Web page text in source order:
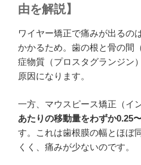
由を解説】
ワイヤー矯正で痛みが出るの
かかるため。歯の根と骨の間
症物質（プロスタグランジン
原因になります。
一方、マウスピース矯正（イ
あたりの移動量をわずか0.25
す。これは歯根膜の幅とほぼ
くく、痛みが少ないのです。